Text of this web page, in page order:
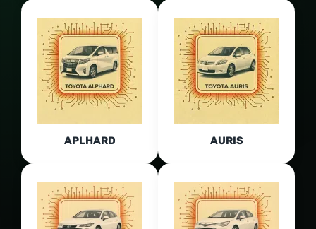
APLHARD AURIS